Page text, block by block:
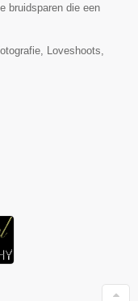
bruidsparen die een
Loveshoots,